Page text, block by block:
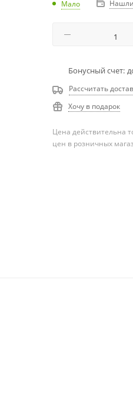
Мало
Бонусный счет:
Рассчитать
Хочу в подарок
Цена действительна
цен в розничных